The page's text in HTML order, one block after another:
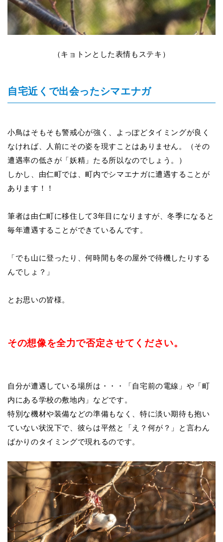
（キョトンとした表情もステキ）
自宅近くで出会ったシマエナガ
小鳥はそもそも警戒心が強く、
よっぽどタイミングが良く
なければ、人前にその姿を現すことはありません。（その
遭遇率の低さが「妖精」たる所以なのでしょう。）
しかし、由仁町では、町内でシマエナガに遭遇することが
あります！！
筆者は由仁町に移住して3年目になりますが、冬季になると
毎年遭遇することができているんです。
「でも山に登ったり、何時間も冬の屋外で待機したりする
んでしょ？」
とお思いの皆様。
その想像を全力で否定させてください。
自分が遭遇している場所は・・・「自宅前の電線」や「町
内にある学校の敷地内」などです。
特別な機材や装備などの準備もなく、特に淡い期待も抱い
ていない状況下で、彼らは平然と「え？何が？」と言わん
ばかりのタイミングで現れるのです。